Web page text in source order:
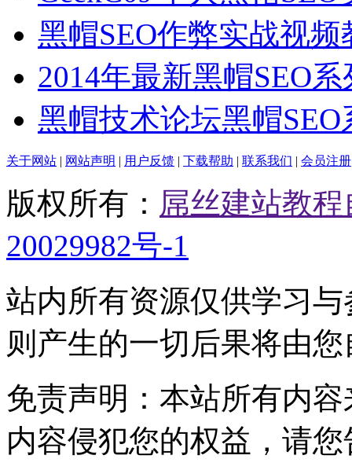
黑帽SEO作弊实战视频
2014年最新黑帽SEO
黑帽技术论坛黑帽SEO
关于网站 | 网站声明 | 用户反馈 | 下载帮助 | 联系我们 | 会员注册
版权所有： 屌丝建站教
20029982号-1
站内所有资源仅供学习
则产生的一切后果将由
免责声明：本站所有内
内容侵犯您的权益，请